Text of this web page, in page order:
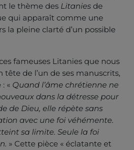
le thème des Litanies de
qui apparaît comme une
la pleine clarté d’un possible
fameuses Litanies que nous
tête de l’un de ses manuscrits,
« Quand l’âme chrétienne ne
dans la détresse pour
de Dieu, elle répète sans
avec une foi véhémente.
sa limite. Seule la foi
» Cette pièce « éclatante et